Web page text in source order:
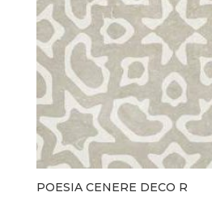
POESIA CENERE DECO R